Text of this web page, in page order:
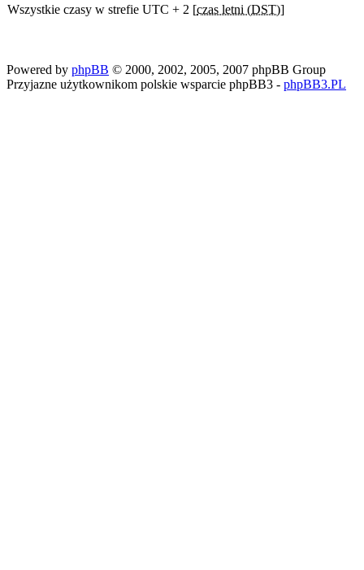
Wszystkie czasy w strefie UTC + 2 [czas letni (DST)]
Powered by phpBB © 2000, 2002, 2005, 2007 phpBB Group
Przyjazne użytkownikom polskie wsparcie phpBB3 - phpBB3.PL